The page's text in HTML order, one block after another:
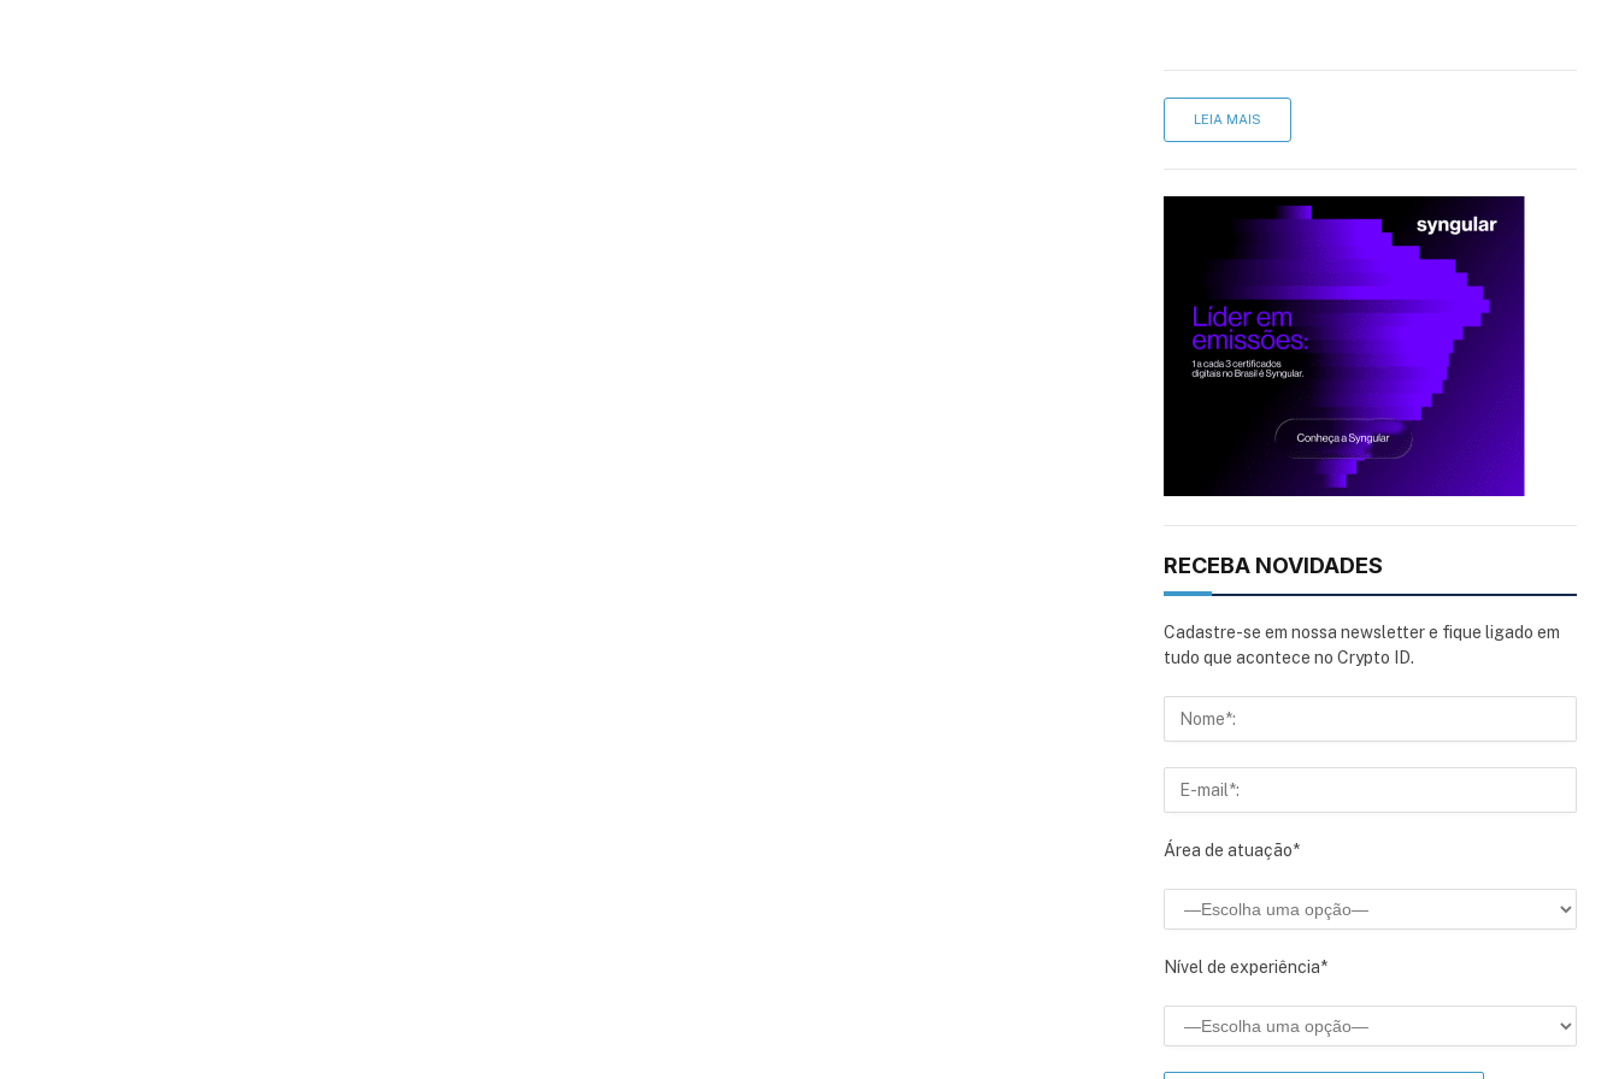
LEIA MAIS
RECEBA NOVIDADES
Cadastre-se em nossa newsletter e fique ligado em
tudo que acontece no Crypto ID.
Área de atuação*
Nível de experiência*